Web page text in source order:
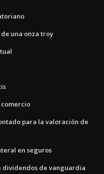
una onza troy
para la valoración de
en seguros
dividendos de vanguardia